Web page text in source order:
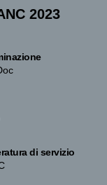
2023
di servizio